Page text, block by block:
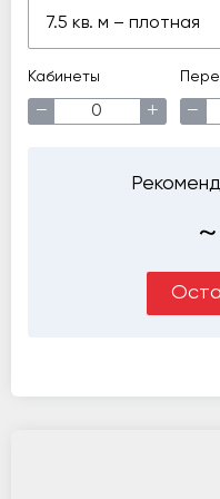
7.5 кв. м – плотная
Кабинеты
− + −
~